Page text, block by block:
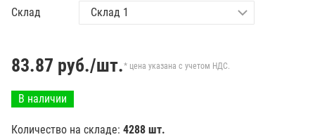
Склад
83.87 руб./шт.* цена указана с учетом НДС.
В наличии
Количество на складе: 4288 шт.